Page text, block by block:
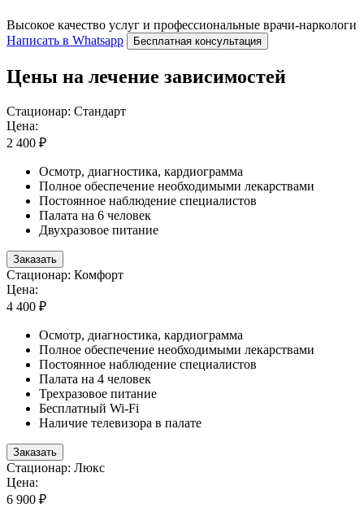
Высокое качество услуг и профессиональные врачи-наркологи
Написать в Whatsapp
Бесплатная консультация
Цены на лечение зависимостей
Стационар: Стандарт
Цена:
2 400 ₽
Осмотр, диагностика, кардиограмма
Полное обеспечение необходимыми лекарствами
Постоянное наблюдение специалистов
Палата на 6 человек
Двухразовое питание
Заказать
Стационар: Комфорт
Цена:
4 400 ₽
Осмотр, диагностика, кардиограмма
Полное обеспечение необходимыми лекарствами
Постоянное наблюдение специалистов
Палата на 4 человек
Трехразовое питание
Бесплатный Wi-Fi
Наличие телевизора в палате
Заказать
Стационар: Люкс
Цена:
6 900 ₽